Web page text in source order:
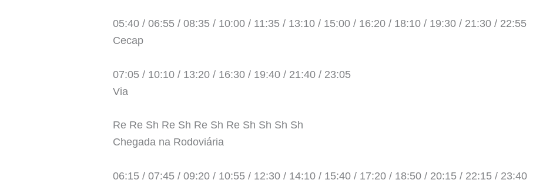
05:40 / 06:55 / 08:35 / 10:00 / 11:35 / 13:10 / 15:00 / 16:20 / 18:10 / 19:30 / 21:30 / 22:55
Cecap
07:05 / 10:10 / 13:20 / 16:30 / 19:40 / 21:40 / 23:05
Via
Re Re Sh Re Sh Re Sh Re Sh Sh Sh Sh
Chegada na Rodoviária
06:15 / 07:45 / 09:20 / 10:55 / 12:30 / 14:10 / 15:40 / 17:20 / 18:50 / 20:15 / 22:15 / 23:40